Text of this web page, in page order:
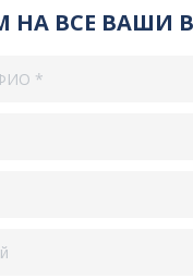
НА ВСЕ ВАШИ